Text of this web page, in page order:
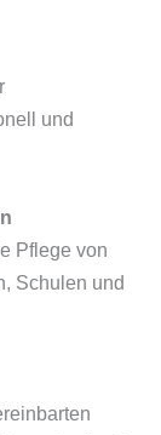
und
Pflege von
Schulen und